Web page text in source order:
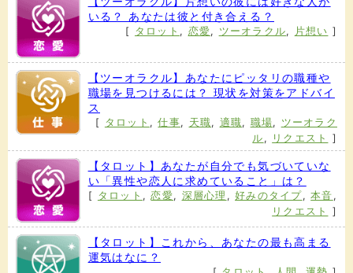
いる？ あなたは彼と付き合える？
[ タロット , 恋愛, ツーオラクル, 片想い ]
【ツーオラクル】あなたにピッタリの職種や
職場を見つけるには？ 現状を対策をアドバイ
ス
[ タロット ,仕事, 天職, 適職, 職場, ツーオラク
ル , リクエスト ]
【タロット】あなたが自分でも気づいていな
い「異性や恋人に求めていること」は？
[ タロット ,恋愛, 深層心理 ,好みのタイプ,本音 ,
リクエスト
]
【タロット】これから、あなたの最も高まる
運気はなに？